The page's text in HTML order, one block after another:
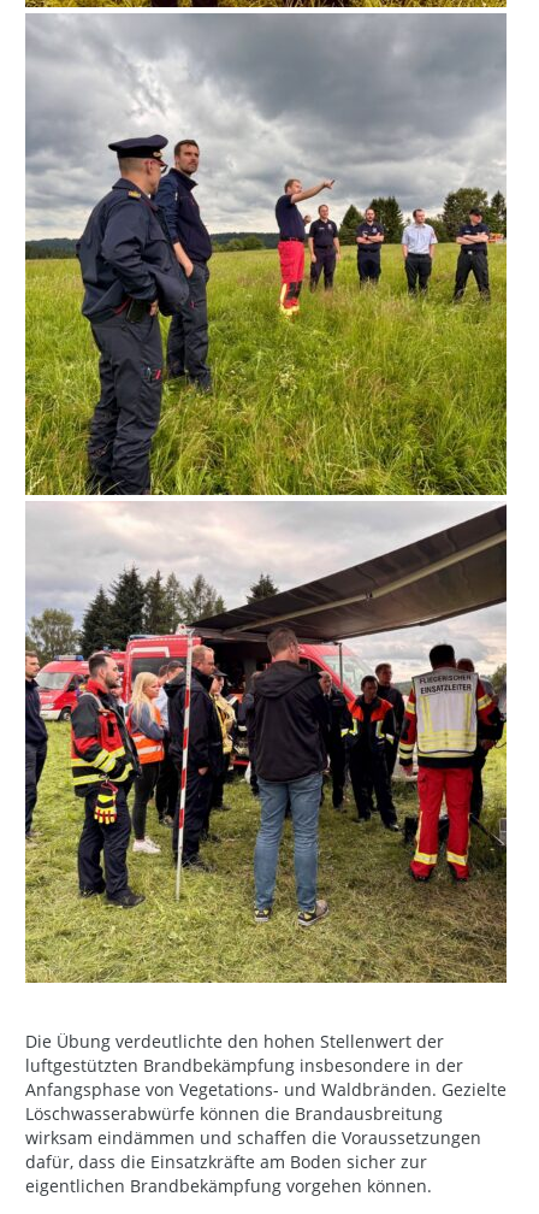
Die Übung verdeutlichte den hohen Stellenwert der
luftgestützten Brandbekämpfung insbesondere in der
Anfangsphase von Vegetations- und Waldbränden. Gezielte
Löschwasserabwürfe können die Brandausbreitung
wirksam eindämmen und schaffen die Voraussetzungen
dafür, dass die Einsatzkräfte am Boden sicher zur
eigentlichen Brandbekämpfung vorgehen können.